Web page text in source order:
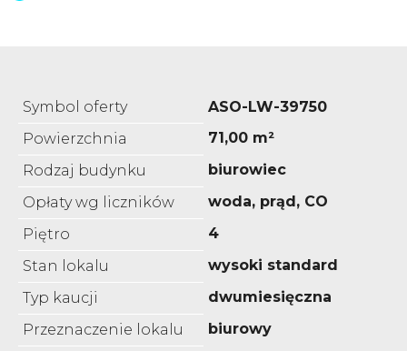
Symbol oferty
ASO-LW-39750
Powierzchnia
71,00 m²
Rodzaj budynku
biurowiec
Opłaty wg liczników
woda, prąd, CO
Piętro
4
Stan lokalu
wysoki standard
Typ kaucji
dwumiesięczna
Przeznaczenie lokalu
biurowy